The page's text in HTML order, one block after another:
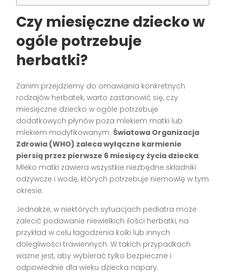
Czy miesięczne dziecko w
ogóle potrzebuje
herbatki?
Zanim przejdziemy do omawiania konkretnych
rodzajów herbatek, warto zastanowić się, czy
miesięczne dziecko w ogóle potrzebuje
dodatkowych płynów poza mlekiem matki lub
mlekiem modyfikowanym. Światowa Organizacja
Zdrowia (WHO) zaleca wyłączne karmienie
piersią przez pierwsze 6 miesięcy życia dziecka.
Mleko matki zawiera wszystkie niezbędne składniki
odżywcze i wodę, których potrzebuje niemowlę w tym
okresie.
Jednakże, w niektórych sytuacjach pediatra może
zalecić podawanie niewielkich ilości herbatki, na
przykład w celu łagodzenia kolki lub innych
dolegliwości trawiennych. W takich przypadkach
ważne jest, aby wybierać tylko bezpieczne i
odpowiednie dla wieku dziecka napary.